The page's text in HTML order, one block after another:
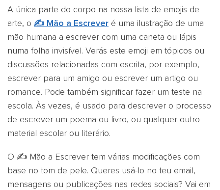
A única parte do corpo na nossa lista de emojis de
arte, o ✍️ Mão a Escrever é uma ilustração de uma
mão humana a escrever com uma caneta ou lápis
numa folha invisível. Verás este emoji em tópicos ou
discussões relacionadas com escrita, por exemplo,
escrever para um amigo ou escrever um artigo ou
romance. Pode também significar fazer um teste na
escola. Às vezes, é usado para descrever o processo
de escrever um poema ou livro, ou qualquer outro
material escolar ou literário.
O ✍️ Mão a Escrever tem várias modificações com
base no tom de pele. Queres usá-lo no teu email,
mensagens ou publicações nas redes sociais? Vai em